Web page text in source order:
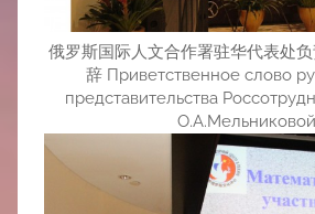
俄罗斯国际人文合作署驻华代表处
辞 Приветственное слово
представительства
О.А.Мельниковой